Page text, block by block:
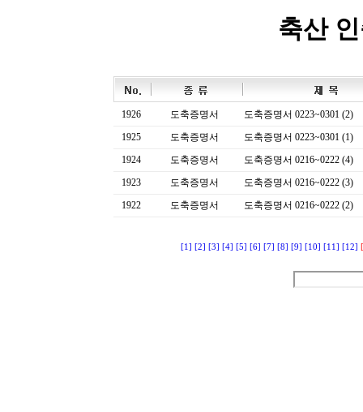
축산
1926 도축증명서
도축증명서 0223~0301 (2)
1925
도축증명서
도축증명서 0223~0301 (1)
1924
도축증명서
도축증명서 0216~0222 (4)
1923
도축증명서
도축증명서 0216~0222 (3)
1922
도축증명서 도축증명서 0216~0222 (2)
[1] [2] [3] [4] [5] [6] [7] [8] [9] [10] [11] [12]